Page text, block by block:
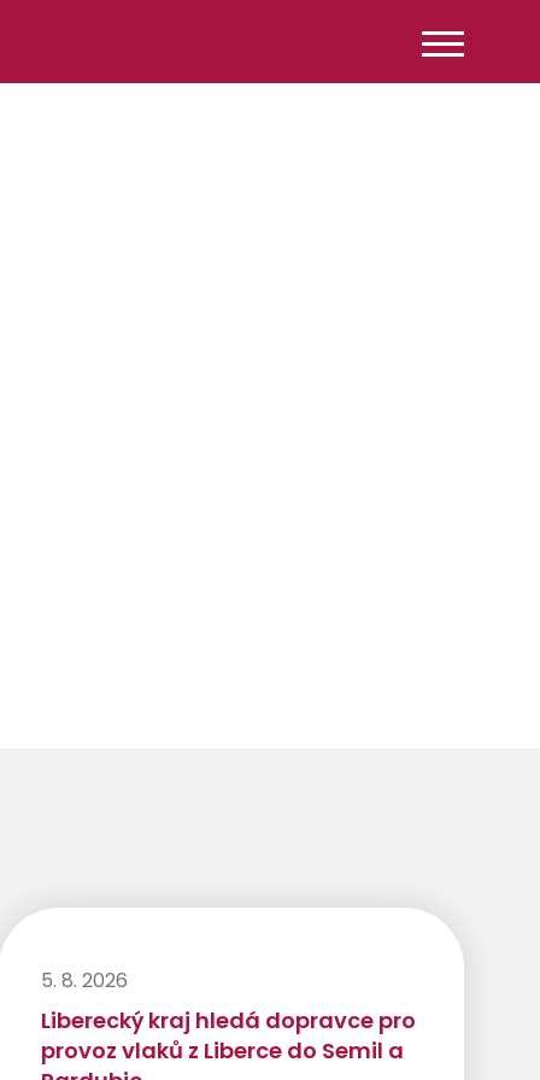
5. 8. 2026
Liberecký kraj hledá dopravce pro
provoz vlaků z Liberce do Semil a